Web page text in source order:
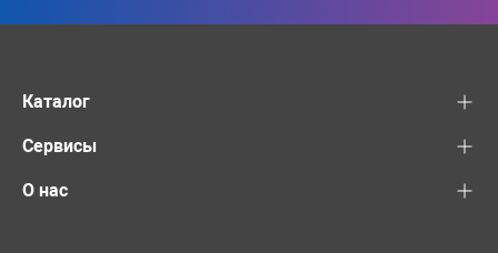
Каталог
Сервисы
О нас